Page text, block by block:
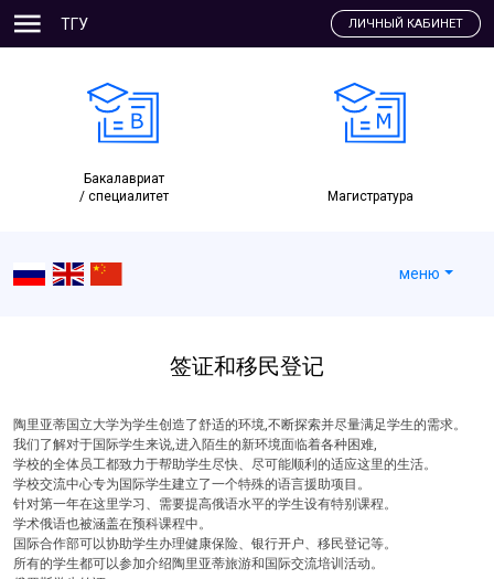
ТГУ ЛИЧНЫЙ КАБИНЕТ
Бакалавриат
/ специалитет
Магистратура
меню
签证和移民登记
陶里亚蒂国立大学为学生创造了舒适的环境,不断探索并尽量满足学生的需求。
我们了解对于国际学生来说,进入陌生的新环境面临着各种困难,
学校的全体员工都致力于帮助学生尽快、尽可能顺利的适应这里的生活。
学校交流中心专为国际学生建立了一个特殊的语言援助项目。
针对第一年在这里学习、需要提高俄语水平的学生设有特别课程。
学术俄语也被涵盖在预科课程中。
国际合作部可以协助学生办理健康保险、银行开户、移民登记等。
所有的学生都可以参加介绍陶里亚蒂旅游和国际交流培训活动。